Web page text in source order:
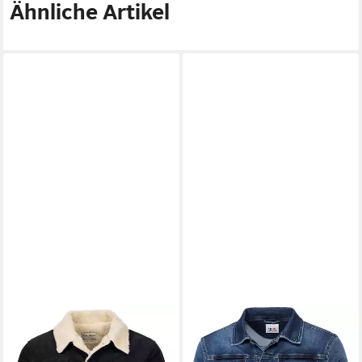
Ähnliche Artikel
ROCK CREEKWinterjacke
Herren Cordjacke mit
TOM RAMSEYJeansjacke
Sportlich-modernes Design